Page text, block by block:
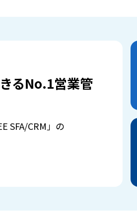
るNo.1営業管
SFA/CRM」の